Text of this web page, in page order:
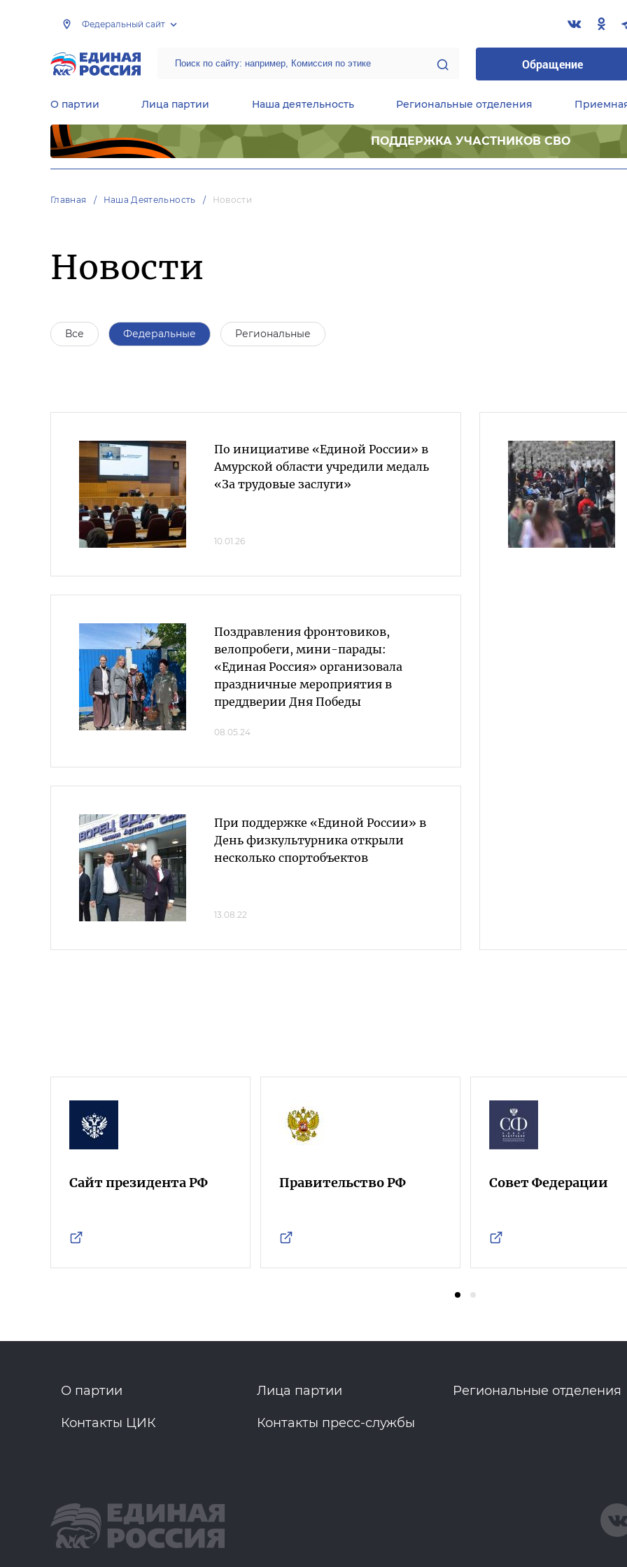
Федеральный сайт
Обращение
О партии Лица партии Наша деятельность Региональные отделения
ПОДДЕРЖКА УЧАСТНИКОВ СВО
Главная Наша Деятельность Новости
Новости
Все Федеральные Региональные
По инициативе «Единой России» в
Амурской области учредили медаль
«За трудовые заслуги»
10.01.26
Поздравления фронтовиков,
велопробеги, мини-парады:
«Единая Россия» организовала
праздничные мероприятия в
преддверии Дня Победы
08.05.24
При поддержке «Единой России» в
День физкультурника открыли
несколько спортобъектов
13.08.22
Сайт президента РФ Правительство РФ Совет Федерации
О партии Лица партии Региональные отделения
Контакты ЦИК Контакты пресс-службы